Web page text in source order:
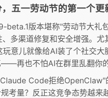
五一劳动节的第一个更
beta.1版本堪称"劳动节大礼
多渠道修复和安全增强。尤
意儿就像给AI装了个社交大
再也不怕AI在群里乱翻你
Code拒绝
考量？反正这竞争态势越来